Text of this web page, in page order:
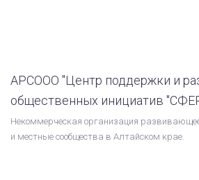
АРСООО "Центр поддержки и
общественных инициатив
Некоммерческая организация
и местные сообщества в Алтайском крае.